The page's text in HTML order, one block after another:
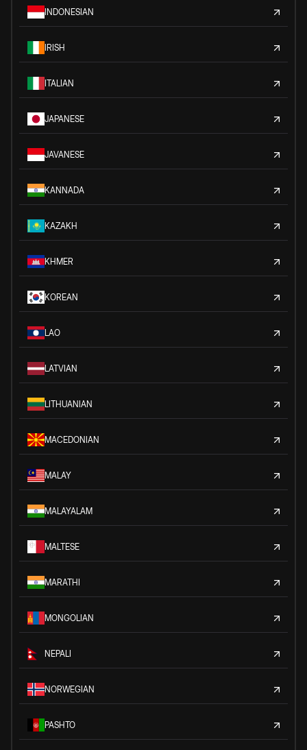
INDONESIAN
IRISH
ITALIAN
JAPANESE
JAVANESE
KANNADA
KAZAKH
KHMER
KOREAN
LAO
LATVIAN
LITHUANIAN
MACEDONIAN
MALAY
MALAYALAM
MALTESE
MARATHI
MONGOLIAN
NEPALI
NORWEGIAN
PASHTO